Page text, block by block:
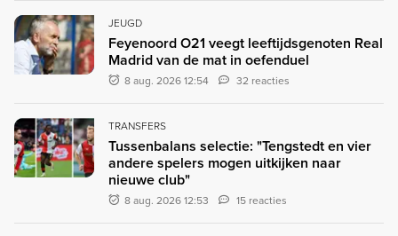
JEUGD
Feyenoord O21 veegt leeftijdsgenoten Real
Madrid van de mat in oefenduel
8 aug. 2026 12:54 32 reacties
TRANSFERS
Tussenbalans selectie: "Tengstedt en vier
andere spelers mogen uitkijken naar
nieuwe club"
8 aug. 2026 12:53 15 reacties